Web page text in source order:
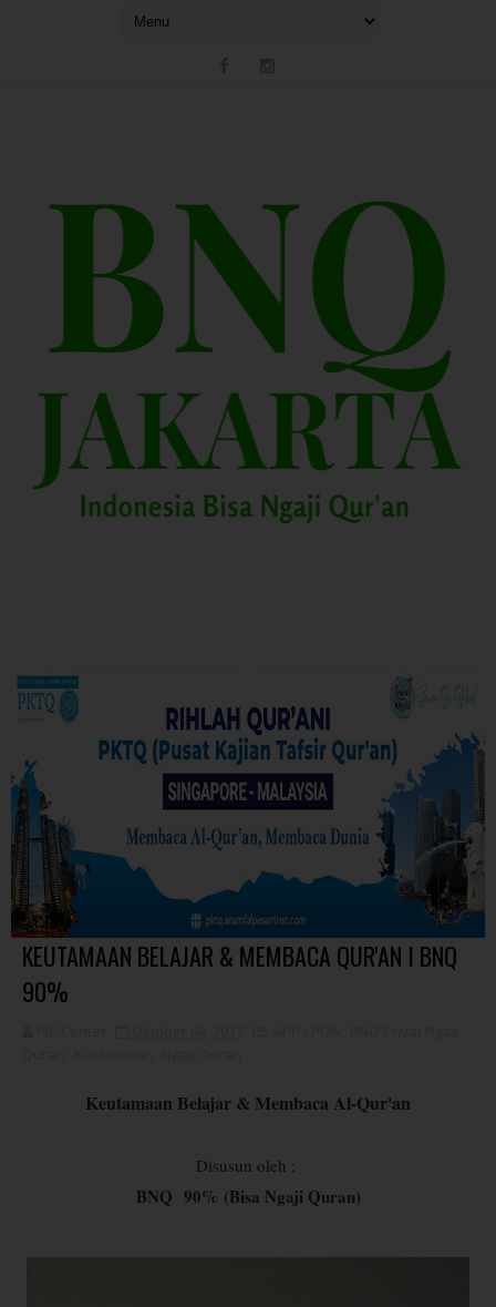
KEUTAMAAN BELAJAR & MEMBACA QUR'AN I BNQ
90%
Keutamaan Belajar & Membaca Al-Qur'an
Disusun oleh :
BNQ 90% (Bisa Ngaji Quran)